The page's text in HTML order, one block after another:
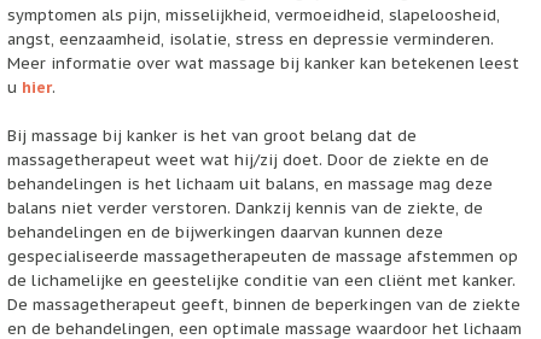
symptomen als pijn, misselijkheid, vermoeidheid, slapeloosheid,
angst, eenzaamheid, isolatie, stress en depressie verminderen.
Meer informatie over wat massage bij kanker kan betekenen leest
u hier.
Bij massage bij kanker is het van groot belang dat de
massagetherapeut weet wat hij/zij doet. Door de ziekte en de
behandelingen is het lichaam uit balans, en massage mag deze
balans niet verder verstoren. Dankzij kennis van de ziekte, de
behandelingen en de bijwerkingen daarvan kunnen deze
gespecialiseerde massagetherapeuten de massage afstemmen op
de lichamelijke en geestelijke conditie van een cliënt met kanker.
De massagetherapeut geeft, binnen de beperkingen van de ziekte
en de behandelingen, een optimale massage waardoor het lichaam